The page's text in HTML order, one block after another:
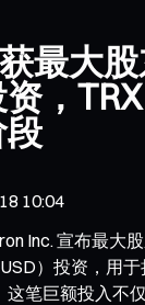
最大
，
10:04
Inc. 宣布最大
）投资，用
这笔巨额投入不